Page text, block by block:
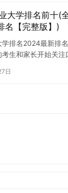
大学排名前十(
名【完整版】)
排名2024最新排
生和家长开始关注
日